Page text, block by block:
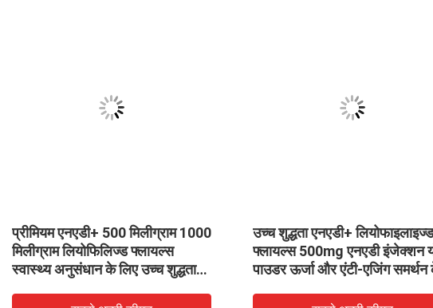
प्रीमियम एनएडी+ 500 मिलीग्राम 1000
मिलीग्राम लियोफिलिज्ड फ्लायल्स
स्वास्थ्य अनुसंधान के लिए उच्च शुद्धता
उच्च शुद्धता एनएडी+ लियोफाइलाइज्ड
फ्लायल्स 500mg एनएडी इंजेक्शन
पाउडर ऊर्जा और एंटी-एजिंग